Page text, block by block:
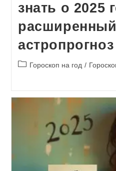
знать о 2025
расширенный
астропрогноз
Рубрика
Гороскоп на год /